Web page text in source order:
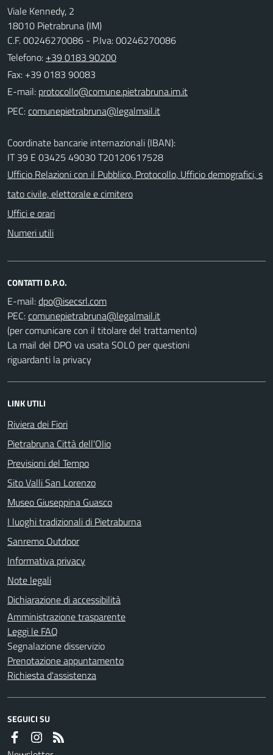
Viale Kennedy, 2
18010 Pietrabruna (IM)
C.F. 00246270086 - P.Iva: 00246270086
Telefono: +39 0183 90200
Fax: +39 0183 90083
E-mail:
PEC:
Coordinate bancarie internazionali (IBAN):
IT 39 E 03425 49030 T20120617528
Ufficio Relazioni con il Pubblico, Protocollo, Ufficio demografici, s
tato civile, elettorale e cimitero
Uffici e orari
Numeri utili
CONTATTI D.P.O.
E-mail:
PEC:
(per comunicare con il titolare del trattamento)
La mail del DPO va usata SOLO per questioni
riguardanti la privacy
LINK UTILI
Riviera dei Fiori
Pietrabruna Città dell'Olio
Previsioni del Tempo
Sito Valli San Lorenzo
Museo Giuseppina Guasco
I luoghi tradizionali di Pietraburna
Sanremo Outdoor
Informativa privacy
Note legali
Dichiarazione di accessibilità
Amministrazione trasparente
Leggi le FAQ
Segnalazione disservizio
Prenotazione appuntamento
Richiesta d'assistenza
SEGUICI SU